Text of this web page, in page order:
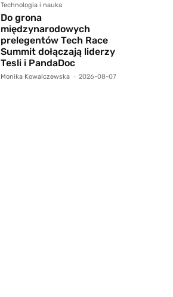
Technologia i nauka
Do grona
międzynarodowych
prelegentów Tech Race
Summit dołączają liderzy
Tesli i PandaDoc
Monika Kowalczewska - 2026-08-07